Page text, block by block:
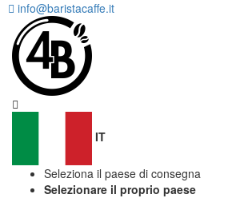
info@baristacaffe.it
IT
Seleziona il paese di consegna
Selezionare il proprio paese